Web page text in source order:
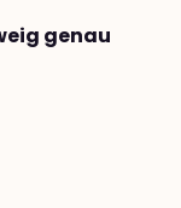
genau